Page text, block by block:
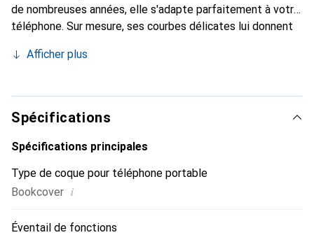
de nombreuses années, elle s'adapte parfaitement à votre
téléphone. Sur mesure, ses courbes délicates lui donnent
chic et essentiel pour votre smartphone. Reconnaissable à
marque Noreve est un choix sûr pour une clientèle
exigeante.
Afficher plus
Spécifications
Spécifications principales
Type de coque pour téléphone portable
Bookcover i
Éventail de fonctions